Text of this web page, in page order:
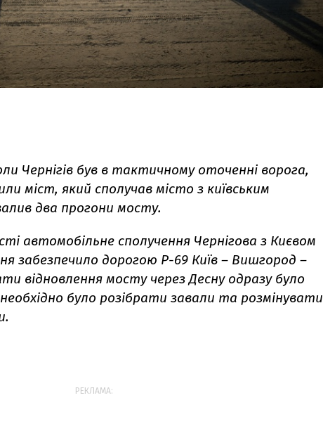
Чернігів був в тактичному оточенні ворога,
міст, який сполучав місто з київським
два прогони мосту.
автомобільне сполучення Чернігова з Києвом
забезпечило дорогою Р-69 Київ – Вишгород –
відновлення мосту через Десну одразу було
було розібрати завали та розмінувати
РЕКЛАМА: